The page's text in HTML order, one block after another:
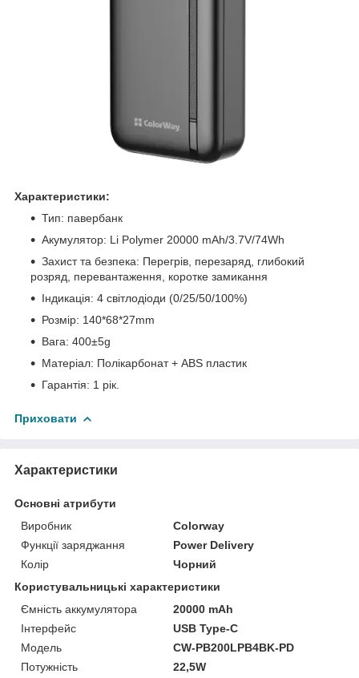
Характеристики:
Тип: павербанк
Акумулятор: Li Polymer 20000 mAh/3.7V/74Wh
Захист та безпека: Перегрів, перезаряд, глибокий
розряд, перевантаження, коротке замикання
Індикація: 4 світлодіоди (0/25/50/100%)
Розмір: 140*68*27mm
Вага: 400±5g
Матеріал: Полікарбонат + ABS пластик
Гарантія: 1 рік.
Приховати
Характеристики
Основні атрибути
Виробник
Colorway
Функції заряджання
Power Delivery
Колір
Чорний
Користувальницькі характеристики
Ємність аккумулятора
20000 mAh
Інтерфейс
USB Type-C
Мoдель
CW-PB200LPB4BK-PD
Потужність
22,5W